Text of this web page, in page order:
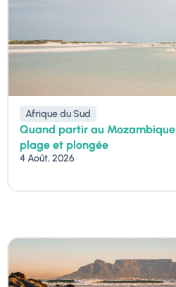
Afrique du Sud
Quand partir au Mozambique
plage et plongée
4 Août, 2026